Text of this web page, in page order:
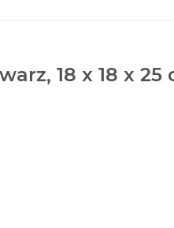
18 x 18 x 25